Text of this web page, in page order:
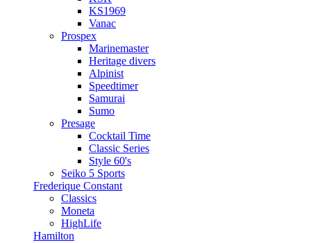
KS1969
Vanac
Prospex
Marinemaster
Heritage divers
Alpinist
Speedtimer
Samurai
Sumo
Presage
Cocktail Time
Classic Series
Style 60's
Seiko 5 Sports
Frederique Constant
Classics
Moneta
HighLife
Hamilton